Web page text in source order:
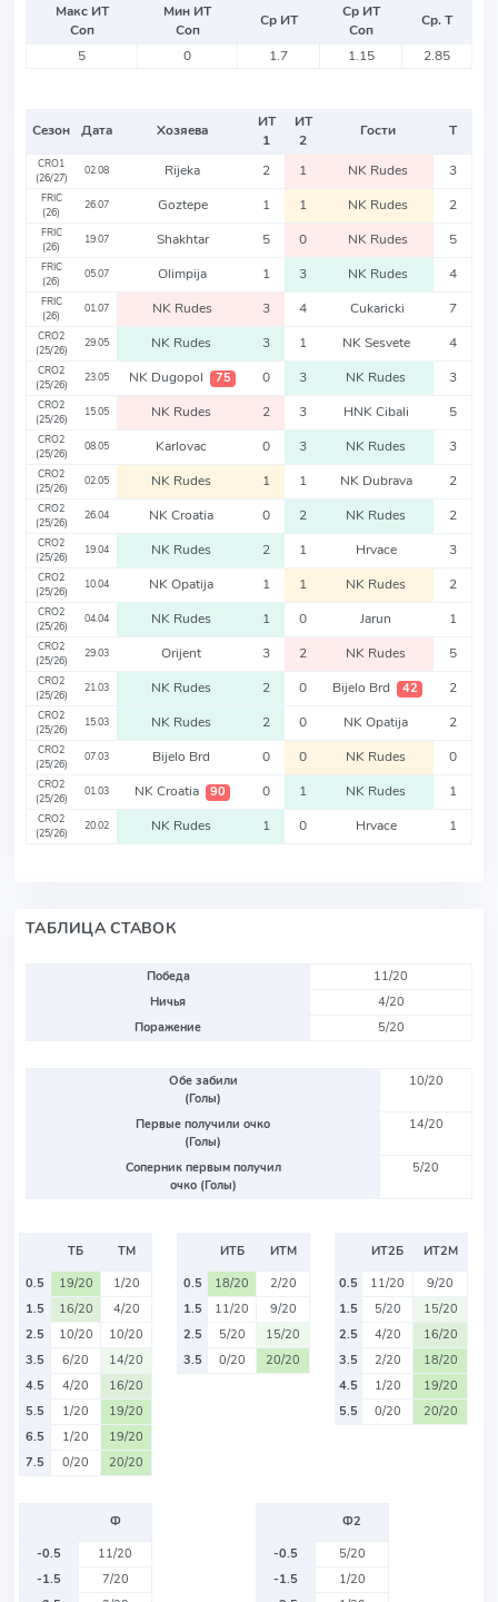
Макс ИТ
Соп
Мин ИТ
Соп
Ср ИТ
Ср ИТ
Соп
Ср. Т
5
0 1.7 1.15 2.85
Сезон Дата Хозяева
ИТ
1
ИТ
2
Гости Т
CRO1
(26/27)
02.08 Rijeka 2 1 NK Rudes 3
FRIC
(26)
26.07 Goztepe 1 1 NK Rudes 2
FRIC
(26)
19.07 Shakhtar 5 0 NK Rudes 5
FRIC
(26)
05.07 Olimpija 1 3 NK Rudes 4
FRIC
(26)
01.07 NK Rudes 3 4 Cukaricki 7
CRO2
(25/26)
29.05 NK Rudes 3 1 NK Sesvete 4
CRO2
(25/26)
23.05 NK Dugopol 75 0 3 NK Rudes 3
CRO2
(25/26)
15.05 NK Rudes 2 3 HNK Cibali 5
CRO2
(25/26)
08.05 Karlovac 0 3 NK Rudes 3
CRO2
(25/26)
02.05 NK Rudes 1 1 NK Dubrava 2
CRO2
(25/26)
26.04 NK Croatia 0 2 NK Rudes 2
CRO2
(25/26)
19.04 NK Rudes 2 1 Hrvace 3
CRO2
(25/26)
10.04 NK Opatija 1 1 NK Rudes 2
CRO2
(25/26)
04.04 NK Rudes 1 0 Jarun 1
CRO2
(25/26)
29.03 Orijent 3 2 NK Rudes 5
CRO2
(25/26)
21.03 NK Rudes 2 0 Bijelo Brd 42 2
CRO2
(25/26)
15.03 NK Rudes 2 0 NK Opatija 2
CRO2
(25/26)
07.03 Bijelo Brd 0 0 NK Rudes 0
CRO2
(25/26)
01.03 NK Croatia 90 0 1 NK Rudes 1
CRO2
(25/26)
20.02 NK Rudes 1 0 Hrvace 1
ТАБЛИЦА СТАВОК
Победа
11/20
Ничья
4/20
Поражение
5/20
Обе забили
(Голы)
10/20
Первые получили очко
(Голы)
14/20
Соперник первым получил
очко (Голы)
5/20
ТБ
ТМ
0.5
19/20
1/20
1.5
16/20
4/20
2.5
10/20
10/20
3.5
6/20
14/20
4.5
4/20
16/20
5.5
1/20
19/20
6.5
1/20
19/20
7.5
0/20 20/20
ИТБ
ИТМ
0.5
18/20
2/20
1.5
11/20
9/20
2.5
5/20
15/20
3.5
0/20 20/20
ИТ2Б
ИТ2М
0.5
11/20
9/20
1.5
5/20
15/20
2.5
4/20
16/20
3.5
2/20
18/20
4.5
1/20
19/20
5.5
0/20 20/20
Ф
-0.5
11/20
-1.5
7/20
Ф2
-0.5
5/20
-1.5
1/20